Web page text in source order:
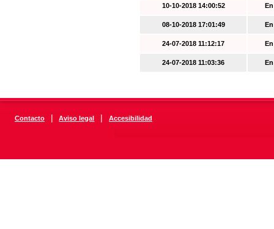
10-10-2018 14:00:52
08-10-2018 17:01:49
24-07-2018 11:12:17
24-07-2018 11:03:36
Contacto | Aviso legal | Accesibilidad